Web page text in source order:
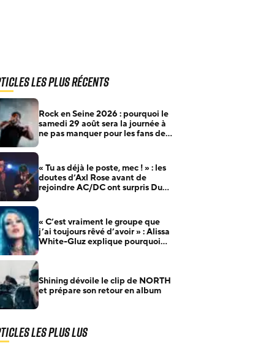
les plus récents
Rock en Seine 2026 : pourquoi le
samedi 29 août sera la journée à
ne pas manquer pour les fans de
« Tu as déjà le poste, mec ! » : les
doutes d’Axl Rose avant de
rejoindre AC/DC ont surpris Duff
« C’est vraiment le groupe que
j’ai toujours rêvé d’avoir » : Alissa
White-Gluz explique pourquoi
Shining dévoile le clip de NORTH
et prépare son retour en album
les plus lus